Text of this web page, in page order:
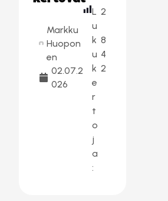
Markku
Huopon
en
02.07.2
026
L
u
k
u
k
e
r
t
o
j
a
:
2
8
4
2